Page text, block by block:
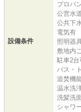
設備条件
プロパ
公営水
公共下
電気有
照明器
敷地内
駐車2台
バス・
追焚機
温水洗
洗髪洗
シャワ